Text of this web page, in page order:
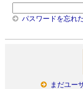
パスワードを忘れ
まだユー